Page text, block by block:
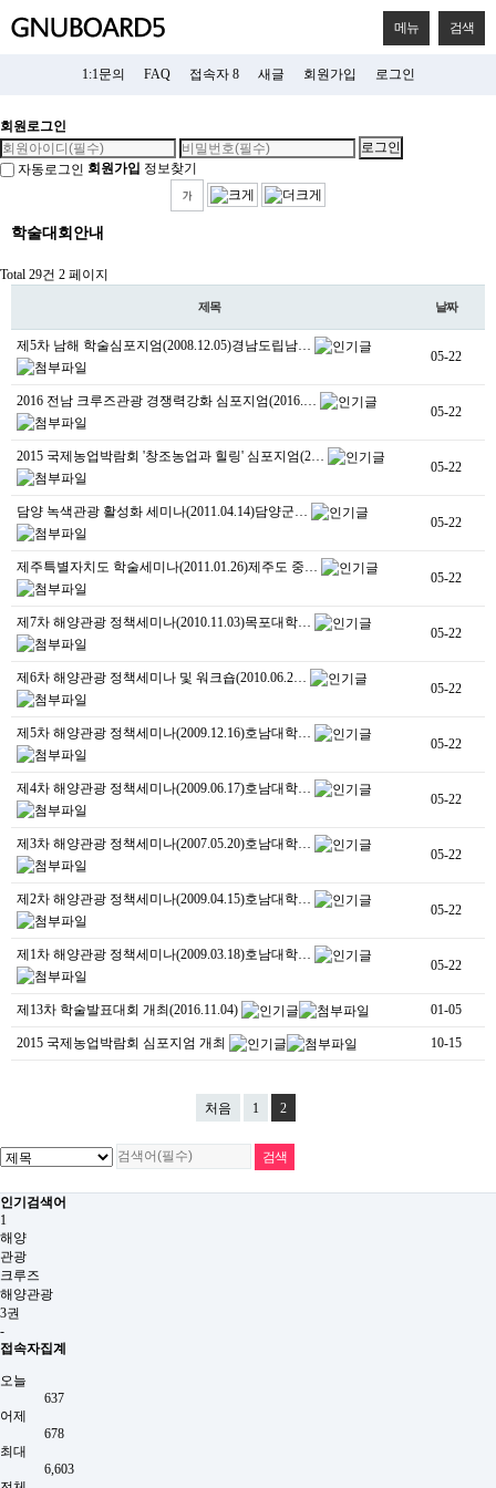
메뉴 검색
1:1문의 FAQ 접속자 8 새글 회원가입 로그인
회원로그인
자동로그인 회원가입 정보찾기
학술대회안내
Total 29건 2 페이지
제목 날짜
제5차 남해 학술심포지엄(2008.12.05)경남도립남…
05-22
2016 전남 크루즈관광 경쟁력강화 심포지엄(2016.…
05-22
2015 국제농업박람회 '창조농업과 힐링' 심포지엄(2…
05-22
담양 녹색관광 활성화 세미나(2011.04.14)담양군…
05-22
제주특별자치도 학술세미나(2011.01.26)제주도 중…
05-22
제7차 해양관광 정책세미나(2010.11.03)목포대학…
05-22
제6차 해양관광 정책세미나 및 워크숍(2010.06.2…
05-22
제5차 해양관광 정책세미나(2009.12.16)호남대학…
05-22
제4차 해양관광 정책세미나(2009.06.17)호남대학…
05-22
제3차 해양관광 정책세미나(2007.05.20)호남대학…
05-22
제2차 해양관광 정책세미나(2009.04.15)호남대학…
05-22
제1차 해양관광 정책세미나(2009.03.18)호남대학…
05-22
제13차 학술발표대회 개최(2016.11.04) 01-05
2015 국제농업박람회 심포지엄 개최 10-15
처음 1 2
인기검색어
1
해양
관광
크루즈
해양관광
3권
-
접속자집계
오늘
637
어제
678
최대
6,603